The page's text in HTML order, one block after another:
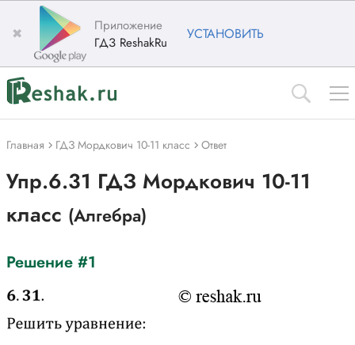
✖
Приложение
ГДЗ ReshakRu
УСТАНОВИТЬ
Главная ГДЗ Мордкович 10-11 класс Ответ
Упр.6.31 ГДЗ Мордкович 10-11
класс (Алгебра)
Решение #1